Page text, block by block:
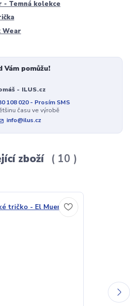
- Temná kolekce
Wear
Vám pomůžu!
- ILUS.cz
108 020 - Prosím SMS
času ve výrobě
info@ilus.cz
zboží 10